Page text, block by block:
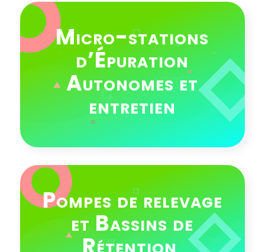
Micro-stations
d’Épuration
Autonomes et
entretien
Pompes de relevage
et Bassins de